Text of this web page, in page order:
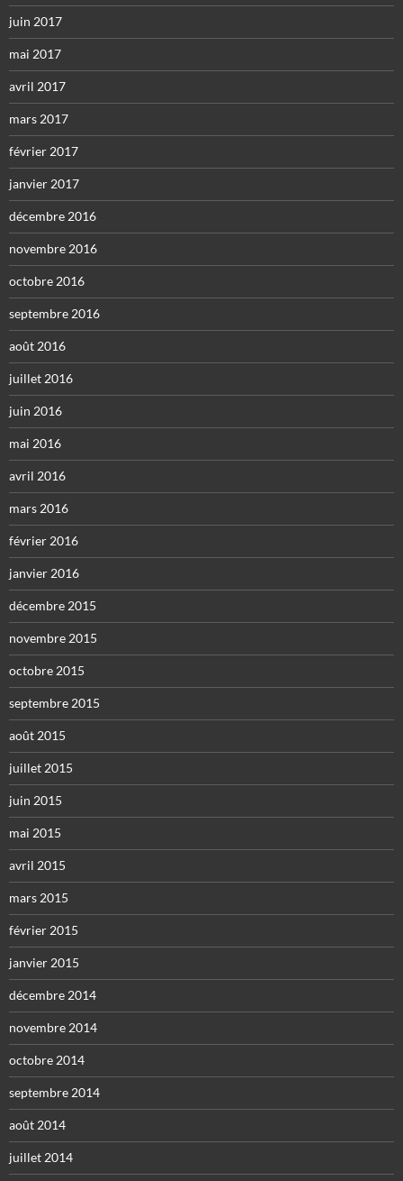
juin 2017
mai 2017
avril 2017
mars 2017
février 2017
janvier 2017
décembre 2016
novembre 2016
octobre 2016
septembre 2016
août 2016
juillet 2016
juin 2016
mai 2016
avril 2016
mars 2016
février 2016
janvier 2016
décembre 2015
novembre 2015
octobre 2015
septembre 2015
août 2015
juillet 2015
juin 2015
mai 2015
avril 2015
mars 2015
février 2015
janvier 2015
décembre 2014
novembre 2014
octobre 2014
septembre 2014
août 2014
juillet 2014